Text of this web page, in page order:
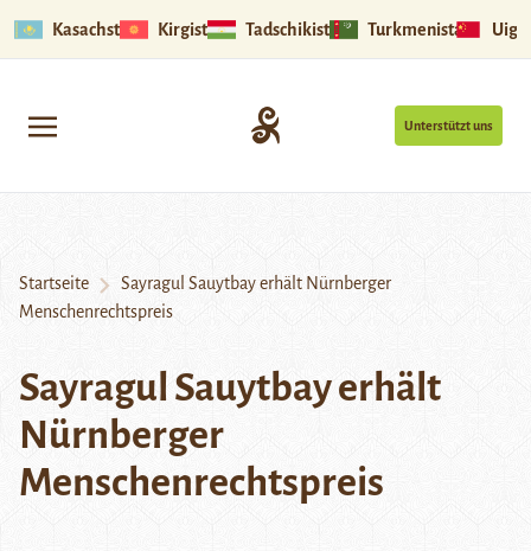
Kasachstan Kirgistan Tadschikistan Turkmenistan
Unterstützt uns
Startseite
Sayragul Sauytbay erhält Nürnberger
Menschenrechtspreis
Sayragul Sauytbay erhält
Nürnberger
Menschenrechtspreis